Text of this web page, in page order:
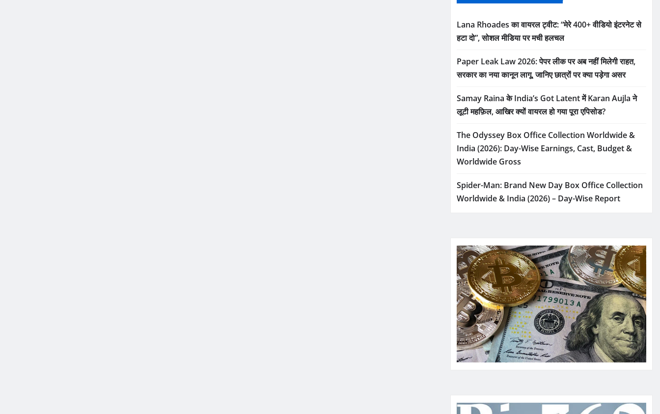
Lana Rhoades का वायरल ट्वीट: “मेरे 400+ वीडियो इंटरनेट से
हटा दो”, सोशल मीडिया पर मची हलचल
Paper Leak Law 2026: पेपर लीक पर अब नहीं मिलेगी राहत,
सरकार का नया कानून लागू, जानिए छात्रों पर क्या पड़ेगा असर
Samay Raina के India’s Got Latent में Karan Aujla ने
लूटी महफ़िल, आखिर क्यों वायरल हो गया पूरा एपिसोड?
The Odyssey Box Office Collection Worldwide &
India (2026): Day-Wise Earnings, Cast, Budget &
Worldwide Gross
Spider-Man: Brand New Day Box Office Collection
Worldwide & India (2026) – Day-Wise Report